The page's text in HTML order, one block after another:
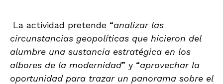
La actividad pretende “analizar las
circunstancias geopolíticas que hicieron del
alumbre una sustancia estratégica en los
albores de la modernidad” y “aprovechar la
oportunidad para trazar un panorama sobre el